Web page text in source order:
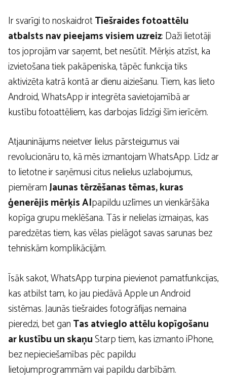
Ir svarīgi to noskaidrotTiešraides fotoattēlu
atbalsts nav pieejams visiem uzreiz: Daži lietotāji
tos joprojām var saņemt, bet nesūtīt. Mērķis atzīst, ka
izvietošana tiek pakāpeniska, tāpēc funkcija tiks
aktivizēta katrā kontā ar dienu aiziešanu. Tiem, kas lieto
Android, WhatsApp ir integrēta savietojamībā ar
kustību fotoattēliem, kas darbojas līdzīgi šīm ierīcēm.
Atjauninājums neietver lielus pārsteigumus vai
revolucionāru to, kā mēs izmantojam WhatsApp. Līdz ar
to lietotne ir saņēmusi citus nelielus uzlabojumus,
piemēramJaunas tērzēšanas tēmas, kuras
ģenerējis mērķis AIpapildu uzlīmes un vienkāršāka
kopīga grupu meklēšana. Tās ir nelielas izmaiņas, kas
paredzētas tiem, kas vēlas pielāgot savas sarunas bez
tehniskām komplikācijām.
Īsāk sakot, WhatsApp turpina pievienot pamatfunkcijas,
kas atbilst tam, ko jau piedāvā Apple un Android
sistēmas. Jaunās tiešraides fotogrāfijas nemaina
pieredzi, bet ganTas atvieglo attēlu kopīgošanu
ar kustību un skaņuStarp tiem, kas izmanto iPhone,
bez nepieciešamības pēc papildu
lietojumprogrammām vai papildu darbībām.